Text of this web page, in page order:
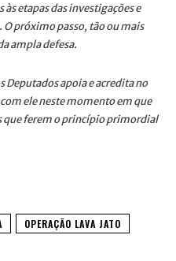
etapas das investigações e
próximo passo, tão ou mais
ampla defesa.
Deputados apoia e acredita no
ele neste momento em que
que ferem o princípio primordial
OPERAÇÃO LAVA JATO